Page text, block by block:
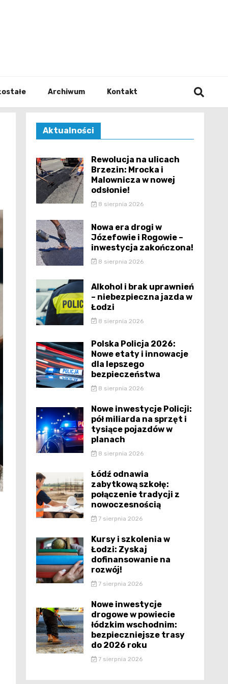
Archiwum Kontakt
Aktualności
Rewolucja na ulicach
Brzezin: Mrocka i
Malownicza w nowej
odsłonie!
8 sierpnia 2026
Nowa era drogi w
Józefowie i Rogowie –
inwestycja zakończona!
8 sierpnia 2026
Alkohol i brak uprawnień
– niebezpieczna jazda w
Łodzi
8 sierpnia 2026
Polska Policja 2026:
Nowe etaty i innowacje
dla lepszego
bezpieczeństwa
8 sierpnia 2026
Nowe inwestycje Policji:
pół miliarda na sprzęt i
tysiące pojazdów w
planach
8 sierpnia 2026
Łódź odnawia
zabytkową szkołę:
połączenie tradycji z
nowoczesnością
7 sierpnia 2026
Kursy i szkolenia w
Łodzi: Zyskaj
dofinansowanie na
rozwój!
7 sierpnia 2026
Nowe inwestycje
drogowe w powiecie
łódzkim wschodnim:
bezpieczniejsze trasy
do 2026 roku
7 sierpnia 2026